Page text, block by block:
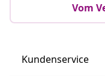
Vom
Kundenservice